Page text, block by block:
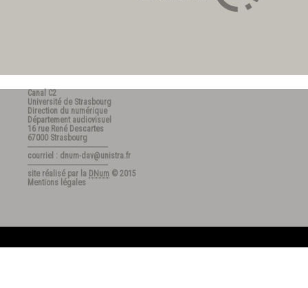
Canal C2
Université de Strasbourg
Direction du numérique
Département audiovisuel
16 rue René Descartes
67000 Strasbourg
---------------------------------------
courriel : dnum-dav@unistra.fr
---------------------------------------
site réalisé par la DNum © 2015
Mentions légales